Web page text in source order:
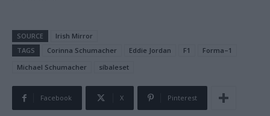
SOURCE
Irish Mirror
TAGS
Corinna Schumacher Eddie Jordan F1
Forma–1
Michael Schumacher
síbaleset
Facebook X Pinterest